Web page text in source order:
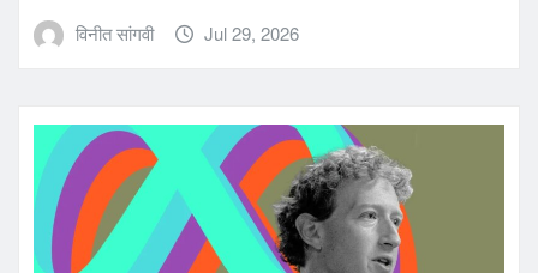
विनीत सांगवी Jul 29, 2026